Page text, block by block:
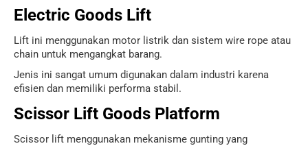
Electric Goods Lift
Lift ini menggunakan motor listrik dan sistem wire rope atau
chain untuk mengangkat barang.
Jenis ini sangat umum digunakan dalam industri karena
efisien dan memiliki performa stabil.
Scissor Lift Goods Platform
Scissor lift menggunakan mekanisme gunting yang